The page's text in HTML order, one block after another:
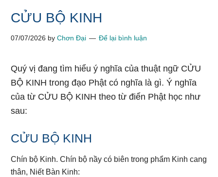
CỬU BỘ KINH
07/07/2026 byChơn Đại Để lại bình luận
Quý vị đang tìm hiểu ý nghĩa của thuật ngữ CỬU
BỘ KINH trong đạo Phật có nghĩa là gì. Ý nghĩa
của từ CỬU BỘ KINH theo từ điển Phật học như
sau:
CỬU BỘ KINH
Chín bộ Kinh. Chín bộ nầy có biên trong phẩm Kinh cang
thân, Niết Bàn Kinh: